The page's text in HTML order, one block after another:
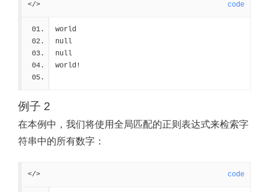
</> code
world
null
null
world!
例子 2
在本例中，我们将使用全局匹配的正则表达式来检索字
符串中的所有数字：
</> code